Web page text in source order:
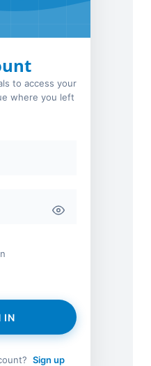
to access your
where you left
IN
Sign up